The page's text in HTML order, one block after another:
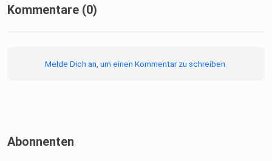
Kommentare (0)
Melde Dich an, um einen Kommentar zu schreiben.
Abonnenten